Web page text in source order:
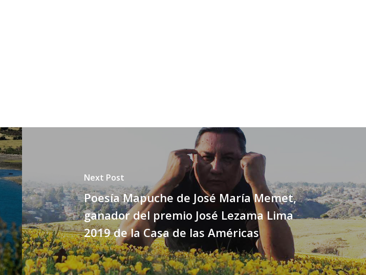
Next Post
Poesía Mapuche de José María Memet,
ganador del premio José Lezama Lima
2019 de la Casa de las Américas